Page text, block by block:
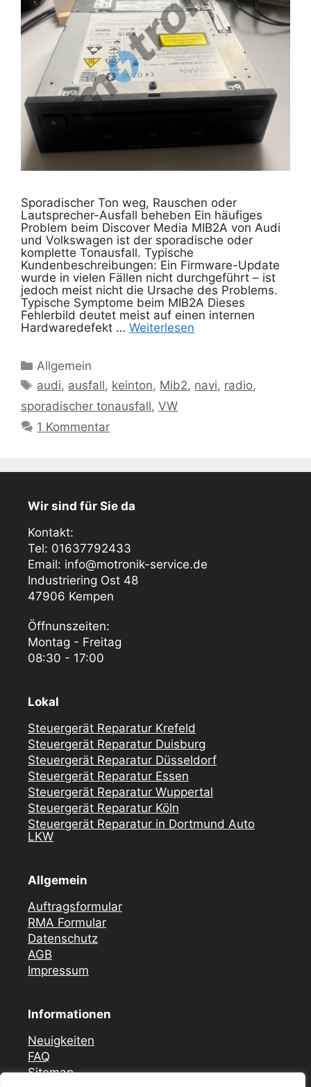
Sporadischer Ton weg, Rauschen oder
Lautsprecher-Ausfall beheben Ein häufiges
Problem beim Discover Media MIB2A von Audi
und Volkswagen ist der sporadische oder
komplette Tonausfall. Typische
Kundenbeschreibungen: Ein Firmware-Update
wurde in vielen Fällen nicht durchgeführt – ist
jedoch meist nicht die Ursache des Problems.
Typische Symptome beim MIB2A Dieses
Fehlerbild deutet meist auf einen internen
Hardwaredefekt … Weiterlesen
Kategorien
Allgemein
Schlagwörter
audi, ausfall, keinton, Mib2, navi, radio,
sporadischer tonausfall, VW
1 Kommentar
Wir sind für Sie da
Kontakt:
Tel: 01637792433
Email: info@motronik-service.de
Industriering Ost 48
47906 Kempen
Öffnunszeiten:
Montag - Freitag
08:30 - 17:00
Lokal
Steuergerät Reparatur Krefeld
Steuergerät Reparatur Duisburg
Steuergerät Reparatur Düsseldorf
Steuergerät Reparatur Essen
Steuergerät Reparatur Wuppertal
Steuergerät Reparatur Köln
Steuergerät Reparatur in Dortmund Auto
LKW
Allgemein
Auftragsformular
RMA Formular
Datenschutz
AGB
Impressum
Informationen
Neuigkeiten
FAQ
Sitemap